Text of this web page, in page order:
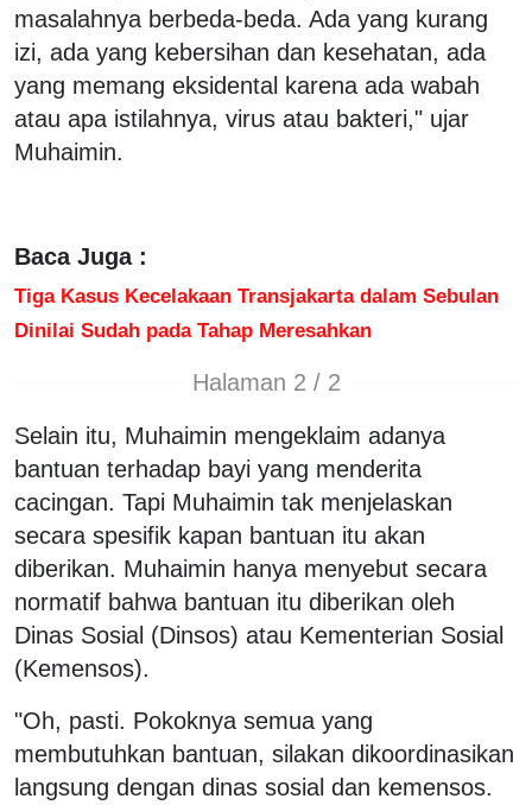
masalahnya berbeda-beda. Ada yang kurang
izi, ada yang kebersihan dan kesehatan, ada
yang memang eksidental karena ada wabah
atau apa istilahnya, virus atau bakteri," ujar
Muhaimin.
Baca Juga :
Tiga Kasus Kecelakaan Transjakarta dalam Sebulan
Dinilai Sudah pada Tahap Meresahkan
Halaman 2 / 2
Selain itu, Muhaimin mengeklaim adanya
bantuan terhadap bayi yang menderita
cacingan. Tapi Muhaimin tak menjelaskan
secara spesifik kapan bantuan itu akan
diberikan. Muhaimin hanya menyebut secara
normatif bahwa bantuan itu diberikan oleh
Dinas Sosial (Dinsos) atau Kementerian Sosial
(Kemensos).
"Oh, pasti. Pokoknya semua yang
membutuhkan bantuan, silakan dikoordinasikan
langsung dengan dinas sosial dan kemensos.